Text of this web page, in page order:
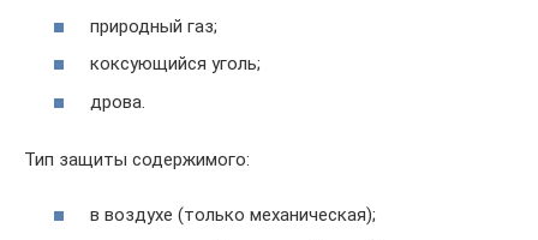
природный газ;
коксующийся уголь;
дрова.
Тип защиты содержимого:
в воздухе (только механическая);